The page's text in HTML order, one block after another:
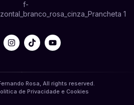
Rosa, All rights reserved.
de Privacidade e Cookies